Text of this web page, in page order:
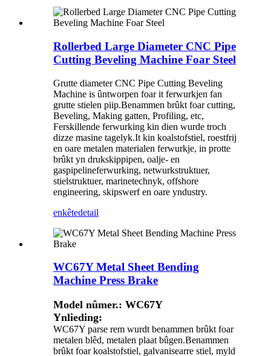
Rollerbed Large Diameter CNC Pipe
Cutting Beveling Machine Foar Steel
Grutte diameter CNC Pipe Cutting Beveling
Machine is ûntworpen foar it ferwurkjen fan
grutte stielen piip.Benammen brûkt foar cutting,
Beveling, Making gatten, Profiling, etc,
Ferskillende ferwurking kin dien wurde troch
dizze masine tagelyk.It kin koalstofstiel, roestfrij
en oare metalen materialen ferwurkje, in protte
brûkt yn drukskippipen, oalje- en
gaspipelineferwurking, netwurkstruktuer,
stielstruktuer, marinetechnyk, offshore
engineering, skipswerf en oare yndustry.
enkêtedetail
WC67Y Metal Sheet Bending
Machine Press Brake
Model nûmer.: WC67Y
Ynlieding:
WC67Y parse rem wurdt benammen brûkt foar
metalen blêd, metalen plaat bûgen.Benammen
brûkt foar koalstofstiel, galvanisearre stiel, myld